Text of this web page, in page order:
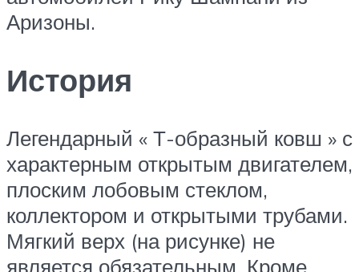
Аризоны.
История
Легендарный « Т-образный ковш » с
характерным открытым двигателем,
плоским лобовым стеклом,
коллектором и открытыми трубами.
Мягкий верх (на рисунке) не
является обязательным. Кроме